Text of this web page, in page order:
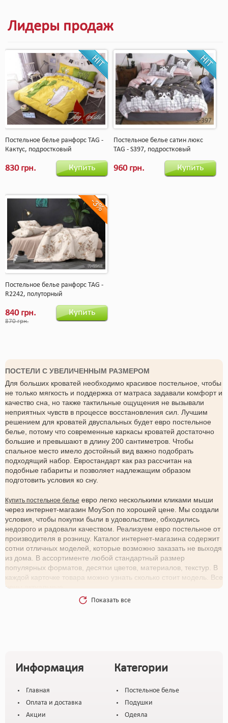
Лидеры продаж
Постельное белье ранфорс TAG -
Кактус, подростковый
830 грн. Купить
Постельное белье сатин люкс
TAG - S397, подростковый
960 грн. Купить
-3%
Постельное белье ранфорс TAG -
R2242, полуторный
840 грн.
870 грн.
Купить
ПОСТЕЛИ С УВЕЛИЧЕННЫМ РАЗМЕРОМ
Для больших кроватей необходимо красивое постельное, чтобы
не только мягкость и поддержка от матраса задавали комфорт и
качество сна, но также тактильные ощущения не вызывали
неприятных чувств в процессе восстановления сил. Лучшим
решением для кроватей двуспальных будет евро постельное
белье, потому что современные каркасы кроватей достаточно
большие и превышают в длину 200 сантиметров. Чтобы
спальное место имело достойный вид важно подобрать
подходящий набор. Евростандарт как раз рассчитан на
подобные габариты и позволяет надлежащим образом
подготовить условия ко сну.
Купить постельное белье евро легко несколькими кликами мыши
через интернет-магазин MoySon по хорошей цене. Мы создали
условия, чтобы покупки были в удовольствие, обходились
недорого и радовали качеством. Реализуем евро постельное от
производителя в розницу. Каталог интернет-магазина содержит
сотни отличных моделей, которые возможно заказать не выходя
из дома. В ассортименте любой стандартный размер
популярных форматов, десятки цветов, материалов, текстур. В
каждой карточке товара можно узнать сколько стоит модель. Все
цены актуальные.
Правило выбора
лучших видов хлопка и поэтому на ощупь постель евро может
ощущаться по-разному. Есть гладкие варианты, шероховатые,
характеристикой обладает понравившийся евро набор
постельного белья нужно обратить внимание на материал
изготовления. У каждого свои характеристики, даже если в
основе используется одно и то же самое сырьё. Например:
Показать все
Информация
Главная
Оплата и доставка
Акции
Категории
Постельное белье
Подушки
Одеяла